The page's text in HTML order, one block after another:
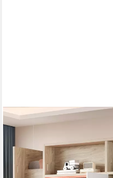
MERAX
Hochbett mit LED-Beleuchtung
90×200cm mit Schreibtisch,
539,99 € UVP 999,99 €
-46%